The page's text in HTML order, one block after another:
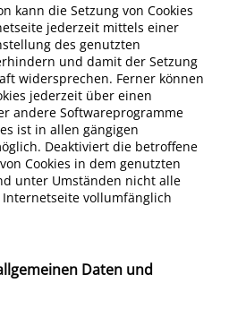
kann die Setzung von Cookies
jederzeit mittels einer
des genutzten
und damit der Setzung
widersprechen. Ferner können
jederzeit über einen
andere Softwareprogramme
ist in allen gängigen
Deaktiviert die betroffene
Cookies in dem genutzten
unter Umständen nicht alle
vollumfänglich
Daten und